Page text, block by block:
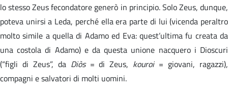
lo stesso Zeus fecondatore generò in principio. Solo Zeus, dunque,
poteva unirsi a Leda, perché ella era parte di lui (vicenda peraltro
molto simile a quella di Adamo ed Eva: quest’ultima fu creata da
una costola di Adamo) e da questa unione nacquero i Dioscuri
(“figli di Zeus”, da Diòs = di Zeus, kouroi = giovani, ragazzi),
compagni e salvatori di molti uomini.